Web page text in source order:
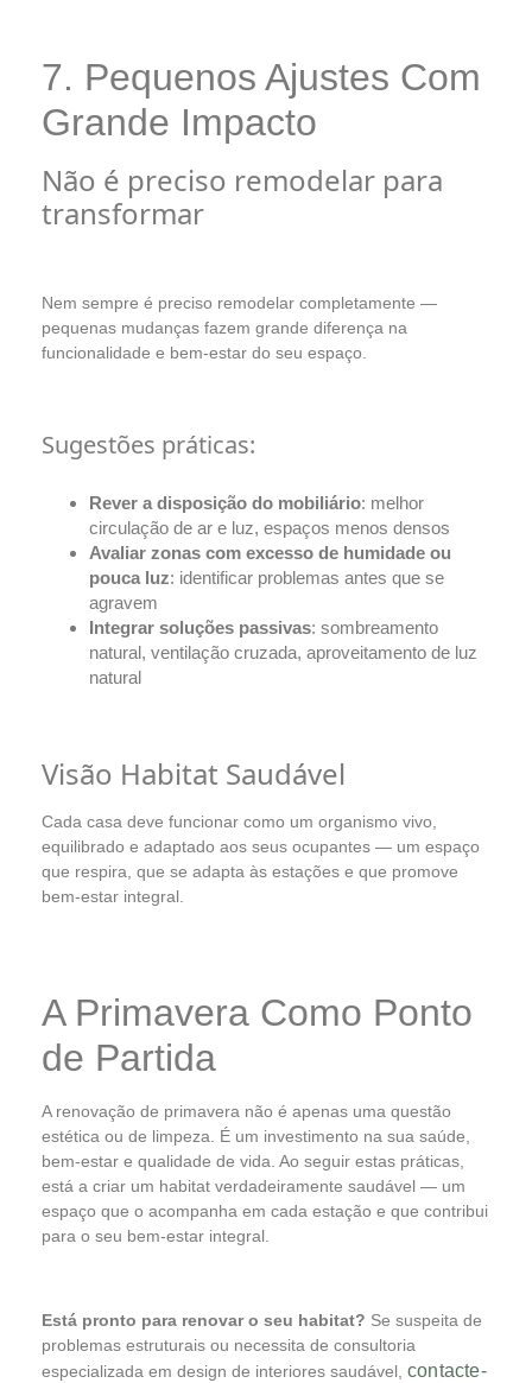
7. Pequenos Ajustes Com
Grande Impacto
Não é preciso remodelar para
transformar
Nem sempre é preciso remodelar completamente —
pequenas mudanças fazem grande diferença na
funcionalidade e bem-estar do seu espaço.
Sugestões práticas:
Rever a disposição do mobiliário: melhor
circulação de ar e luz, espaços menos densos
Avaliar zonas com excesso de humidade ou
pouca luz: identificar problemas antes que se
agravem
Integrar soluções passivas: sombreamento
natural, ventilação cruzada, aproveitamento de luz
natural
Visão Habitat Saudável
Cada casa deve funcionar como um organismo vivo,
equilibrado e adaptado aos seus ocupantes — um espaço
que respira, que se adapta às estações e que promove
bem-estar integral.
A Primavera Como Ponto
de Partida
A renovação de primavera não é apenas uma questão
estética ou de limpeza. É um investimento na sua saúde,
bem-estar e qualidade de vida. Ao seguir estas práticas,
está a criar um habitat verdadeiramente saudável — um
espaço que o acompanha em cada estação e que contribui
para o seu bem-estar integral.
Está pronto para renovar o seu habitat? Se suspeita de
problemas estruturais ou necessita de consultoria
especializada em design de interiores saudável, contacte-